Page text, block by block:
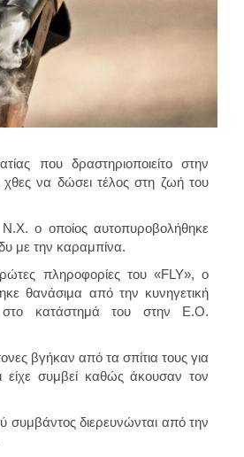
που δραστηριοποιείτο στην
να δώσει τέλος στη ζωή του
Ν.Χ. ο οποίος αυτοπυροβολήθηκε
με την καραμπίνα.
πληροφορίες του «FLY», ο
θανάσιμα από την κυνηγετική
κατάστημά του στην Ε.Ο.
βγήκαν από τα σπίτια τους για
είχε συμβεί καθώς άκουσαν τον
συμβάντος διερευνώνται από την